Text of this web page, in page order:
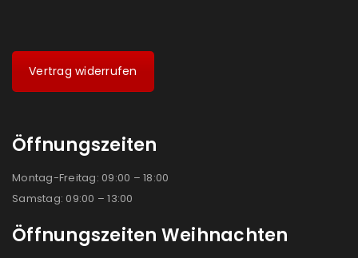
Vertrag widerrufen
Öffnungszeiten
Montag-Freitag: 09:00 – 18:00
Samstag: 09:00 – 13:00
Öffnungszeiten Weihnachten